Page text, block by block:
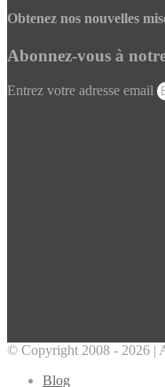
Obtenez nos nouvelles
Abonnez-vous à
Entrez votre adresse email
© Copyright 2008 - 2026 |
Blog